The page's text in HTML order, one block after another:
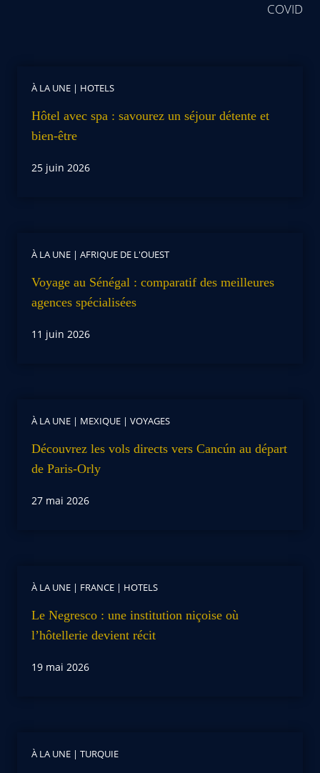
COVID
À LA UNE | HOTELS
Hôtel avec spa : savourez un séjour détente et
bien-être
25 juin 2026
À LA UNE | AFRIQUE DE L'OUEST
Voyage au Sénégal : comparatif des meilleures
agences spécialisées
11 juin 2026
À LA UNE | MEXIQUE | VOYAGES
Découvrez les vols directs vers Cancún au départ
de Paris-Orly
27 mai 2026
À LA UNE | FRANCE | HOTELS
Le Negresco : une institution niçoise où
l’hôtellerie devient récit
19 mai 2026
À LA UNE | TURQUIE